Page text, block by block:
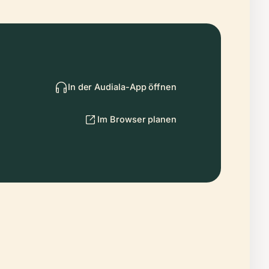
In der Audiala-App öffnen
Im Browser planen